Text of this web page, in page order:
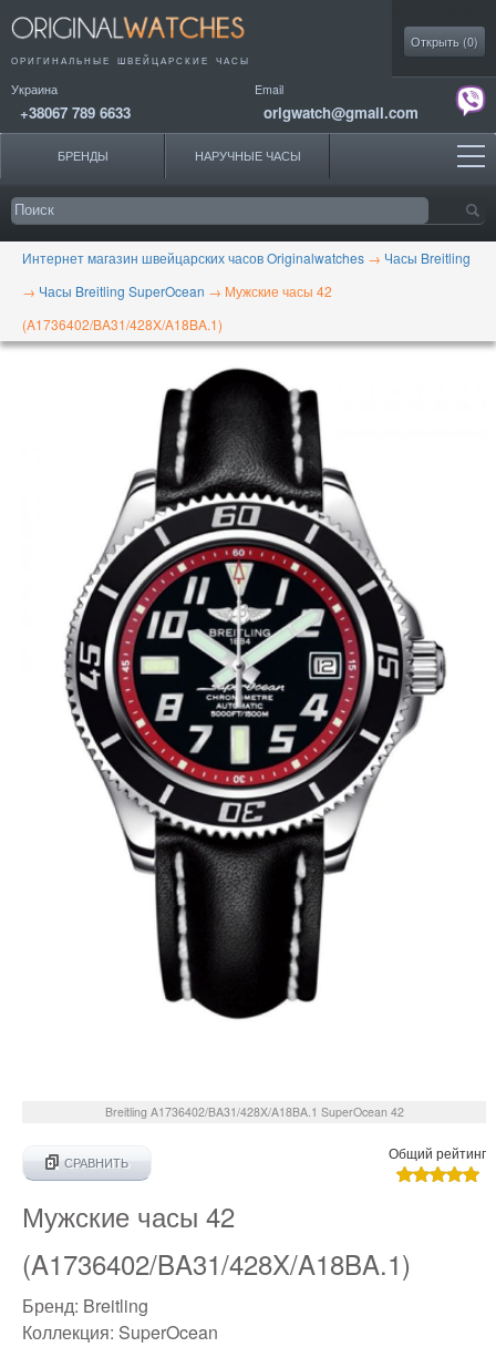
ОРИГИНАЛЬНЫЕ ШВЕЙЦАРСКИЕ ЧАСЫ
Украина
+38067 789 6633
Email
origwatch@gmail.com
Открыть (0)
БРЕНДЫ НАРУЧНЫЕ ЧАСЫ
Интернет магазин швейцарских часов Originalwatches → Часы Breitling
→ Часы Breitling SuperOcean → Мужские часы 42
(A1736402/BA31/428X/A18BA.1)
Breitling A1736402/BA31/428X/A18BA.1 SuperOcean 42
СРАВНИТЬ
Общий рейтинг
Мужские часы 42
(A1736402/BA31/428X/A18BA.1)
Бренд: Breitling
Коллекция: SuperOcean